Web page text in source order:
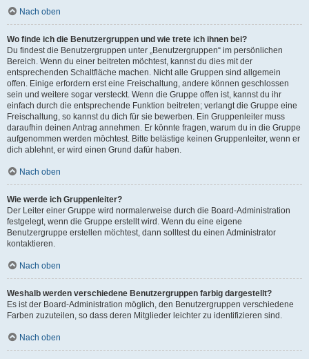
Nach oben
Wo finde ich die Benutzergruppen und wie trete ich ihnen bei?
Du findest die Benutzergruppen unter „Benutzergruppen“ im persönlichen
Bereich. Wenn du einer beitreten möchtest, kannst du dies mit der
entsprechenden Schaltfläche machen. Nicht alle Gruppen sind allgemein
offen. Einige erfordern erst eine Freischaltung, andere können geschlossen
sein und weitere sogar versteckt. Wenn die Gruppe offen ist, kannst du ihr
einfach durch die entsprechende Funktion beitreten; verlangt die Gruppe eine
Freischaltung, so kannst du dich für sie bewerben. Ein Gruppenleiter muss
daraufhin deinen Antrag annehmen. Er könnte fragen, warum du in die Gruppe
aufgenommen werden möchtest. Bitte belästige keinen Gruppenleiter, wenn er
dich ablehnt, er wird einen Grund dafür haben.
Nach oben
Wie werde ich Gruppenleiter?
Der Leiter einer Gruppe wird normalerweise durch die Board-Administration
festgelegt, wenn die Gruppe erstellt wird. Wenn du eine eigene
Benutzergruppe erstellen möchtest, dann solltest du einen Administrator
kontaktieren.
Nach oben
Weshalb werden verschiedene Benutzergruppen farbig dargestellt?
Es ist der Board-Administration möglich, den Benutzergruppen verschiedene
Farben zuzuteilen, so dass deren Mitglieder leichter zu identifizieren sind.
Nach oben